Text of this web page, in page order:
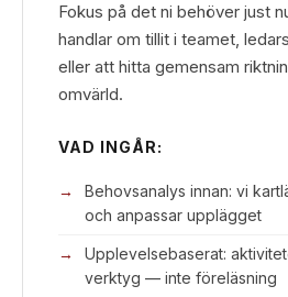
Fokus på det ni behöver just
handlar om tillit i teamet,
eller att hitta gemensam
omvärld.
VAD INGÅR:
Behovsanalys innan: vi
och anpassar upplägget
Upplevelsebaserat:
verktyg — inte föreläsning